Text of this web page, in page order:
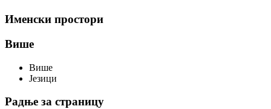
Именски простори
Више
Више
Језици
Радње за страницу